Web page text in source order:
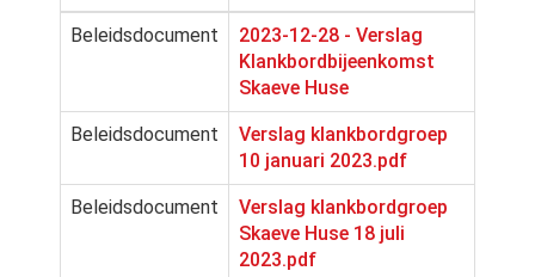
Beleidsdocument
2023-12-28 - Verslag
Klankbordbijeenkomst
Skaeve Huse
Beleidsdocument
Verslag klankbordgroep
10 januari 2023.pdf
Beleidsdocument
Verslag klankbordgroep
Skaeve Huse 18 juli
2023.pdf